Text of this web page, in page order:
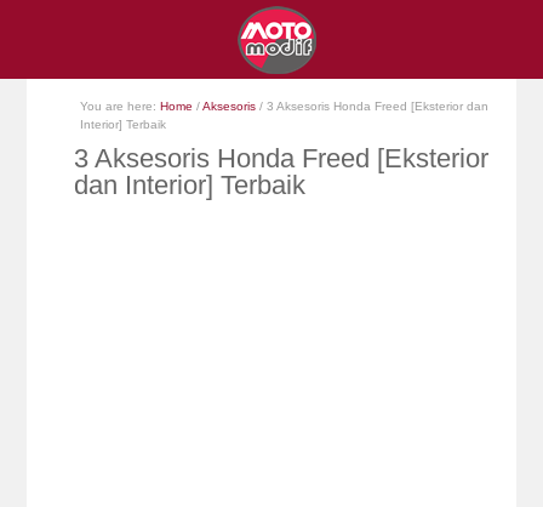
You are here: Home / Aksesoris /3 Aksesoris Honda Freed [Eksterior dan
Interior] Terbaik
3 Aksesoris Honda Freed [Eksterior
dan Interior] Terbaik